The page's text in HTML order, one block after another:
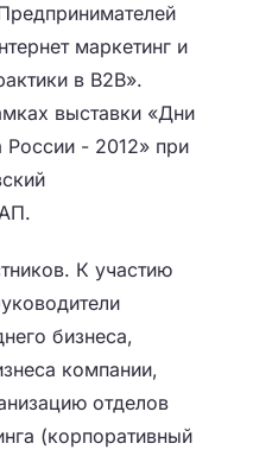
маркетинг и
в B2B».
выставки «Дни
России - 2012» при
К участию
бизнеса,
компании,
отделов
(корпоративный